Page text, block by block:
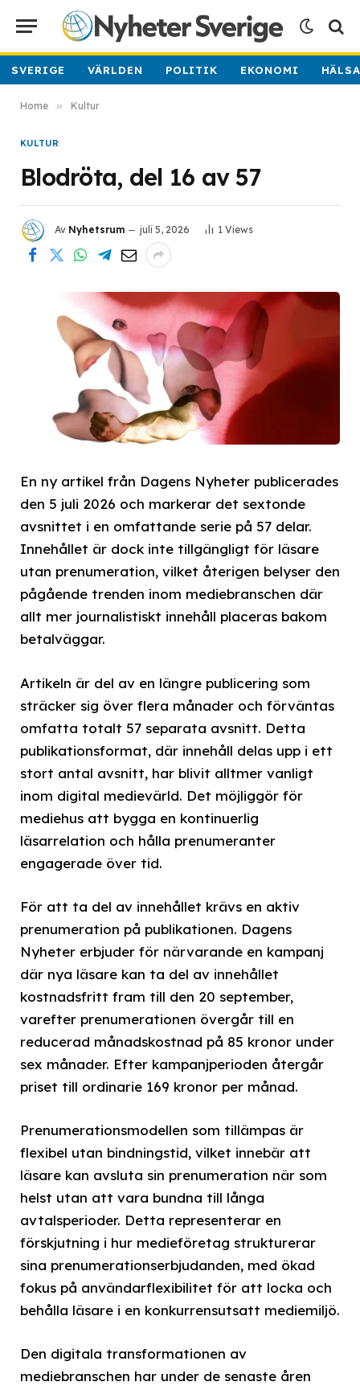
SVERIGE VÄRLDEN POLITIK EKONOMI
Home » Kultur
KULTUR
Blodröta, del 16 av 57
Av Nyhetsrum juli 5, 2026 1 Views
En ny artikel från Dagens Nyheter publicerades
den 5 juli 2026 och markerar det sextonde
avsnittet i en omfattande serie på 57 delar.
Innehållet är dock inte tillgängligt för läsare
utan prenumeration, vilket återigen belyser den
pågående trenden inom mediebranschen där
allt mer journalistiskt innehåll placeras bakom
betalväggar.
Artikeln är del av en längre publicering som
sträcker sig över flera månader och förväntas
omfatta totalt 57 separata avsnitt. Detta
publikationsformat, där innehåll delas upp i ett
stort antal avsnitt, har blivit alltmer vanligt
inom digital medievärld. Det möjliggör för
mediehus att bygga en kontinuerlig
läsarrelation och hålla prenumeranter
engagerade över tid.
För att ta del av innehållet krävs en aktiv
prenumeration på publikationen. Dagens
Nyheter erbjuder för närvarande en kampanj
där nya läsare kan ta del av innehållet
kostnadsfritt fram till den 20 september,
varefter prenumerationen övergår till en
reducerad månadskostnad på 85 kronor under
sex månader. Efter kampanjperioden återgår
priset till ordinarie 169 kronor per månad.
Prenumerationsmodellen som tillämpas är
flexibel utan bindningstid, vilket innebär att
läsare kan avsluta sin prenumeration när som
helst utan att vara bundna till långa
avtalsperioder. Detta representerar en
förskjutning i hur medieföretag strukturerar
sina prenumerationserbjudanden, med ökad
fokus på användarflexibilitet för att locka och
behålla läsare i en konkurrensutsatt mediemiljö.
Den digitala transformationen av
mediebranschen har under de senaste åren